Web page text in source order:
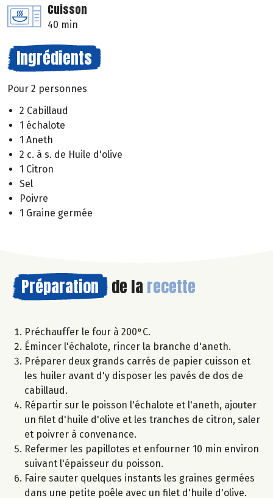
Cuisson
40 min
Ingrédients
Pour 2 personnes
2 Cabillaud
1 échalote
1 Aneth
2 c. à s. de Huile d'olive
1 Citron
Sel
Poivre
1 Graine germée
Préparation de la recette
Préchauffer le four à 200°C.
Émincer l'échalote, rincer la branche d'aneth.
Préparer deux grands carrés de papier cuisson et
les huiler avant d'y disposer les pavés de dos de
cabillaud.
Répartir sur le poisson l'échalote et l'aneth, ajouter
un filet d'huile d'olive et les tranches de citron, saler
et poivrer à convenance.
Refermer les papillotes et enfourner 10 min environ
suivant l'épaisseur du poisson.
Faire sauter quelques instants les graines germées
dans une petite poêle avec un filet d'huile d'olive.